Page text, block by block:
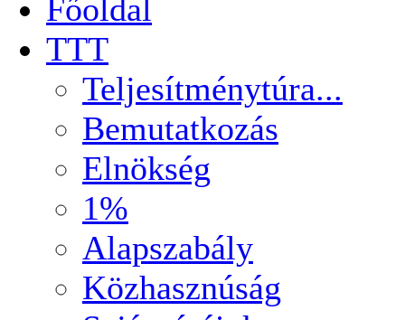
Főoldal
TTT
Teljesítménytúra...
Bemutatkozás
Elnökség
1%
Alapszabály
Közhasznúság